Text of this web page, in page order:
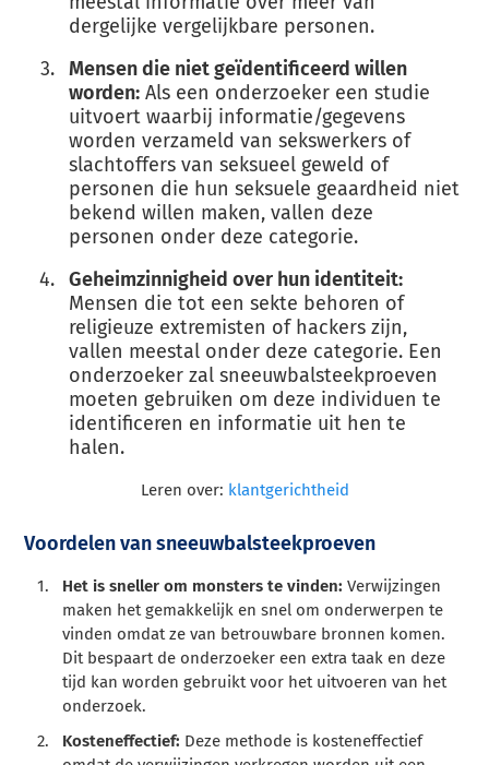
dergelijke vergelijkbare personen.
Mensen die niet geïdentificeerd willen
worden:Als een onderzoeker een studie
uitvoert waarbij informatie/gegevens
worden verzameld van sekswerkers of
slachtoffers van seksueel geweld of
personen die hun seksuele geaardheid niet
bekend willen maken, vallen deze
personen onder deze categorie.
Geheimzinnigheid over hun identiteit:
Mensen die tot een sekte behoren of
religieuze extremisten of hackers zijn,
vallen meestal onder deze categorie. Een
onderzoeker zal sneeuwbalsteekproeven
moeten gebruiken om deze individuen te
identificeren en informatie uit hen te
halen.
Leren over: klantgerichtheid
Voordelen van sneeuwbalsteekproeven
Het is sneller om monsters te vinden: Verwijzingen
maken het gemakkelijk en snel om onderwerpen te
vinden omdat ze van betrouwbare bronnen komen.
Dit bespaart de onderzoeker een extra taak en deze
tijd kan worden gebruikt voor het uitvoeren van het
onderzoek.
Kosteneffectief: Deze methode is kosteneffectief